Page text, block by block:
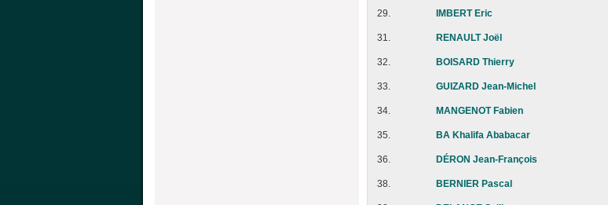
29. IMBERT Eric
31. RENAULT Joël
32. BOISARD Thierry
33. GUIZARD Jean-Michel
34. MANGENOT Fabien
35. BA Khalifa Ababacar
36. DÉRON Jean-François
38. BERNIER Pascal